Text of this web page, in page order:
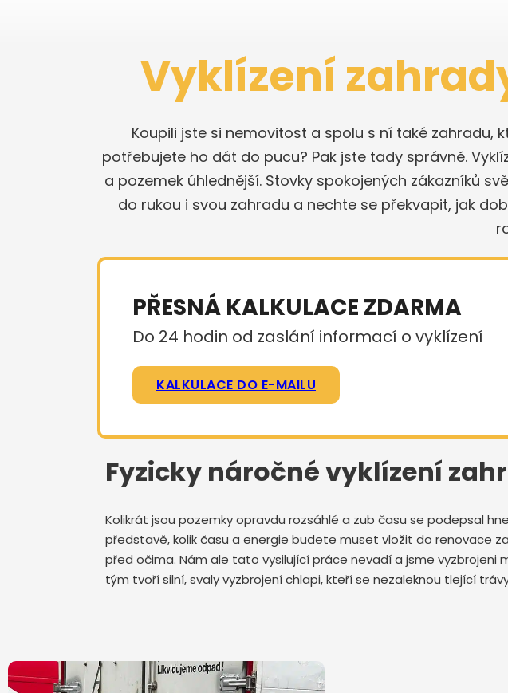
Vyklízení
Koupili jste si nemovitost a spolu s ní také
potřebujete ho dát do pucu? Pak jste tady správně.
a pozemek úhlednější. Stovky spokojených zákazníků
do rukou i svou zahradu a nechte se překvapit, jak
PŘESNÁ KALKULACE ZDARMA
Do 24 hodin od zaslání informací o vyklízení
KALKULACE DO E-MAILU
Fyzicky náročné vyklízení
Kolikrát jsou pozemky opravdu rozsáhlé a zub času se podepsal
představě, kolik času a energie budete muset vložit do renovace
před očima. Nám ale tato vysilující práce nevadí a jsme vyzbrojeni
tým tvoří silní, svaly vyzbrojení chlapi, kteří se nezaleknou tlející